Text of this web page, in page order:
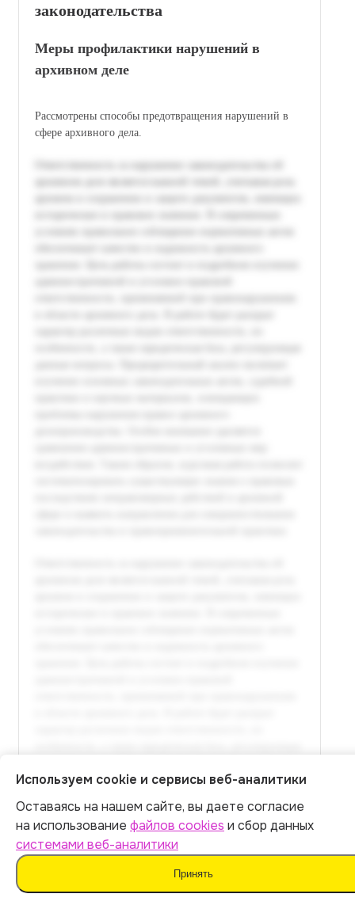
законодательства
Меры профилактики нарушений в
архивном деле
Рассмотрены способы предотвращения нарушений в
сфере архивного дела.
Полный текст доступен
Итог:449р.
Оплатить
Используем cookie и сервисы веб-аналитики
Оставаясь на нашем сайте, вы даете согласие
на использование файлов cookies и сбор данных
системами веб-аналитики
Принять